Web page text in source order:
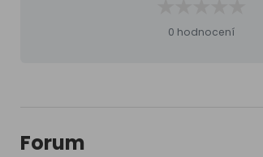
0 hodnocení
Forum